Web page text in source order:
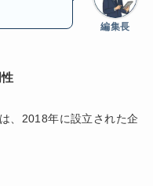
編集長
、2018年に設立された企